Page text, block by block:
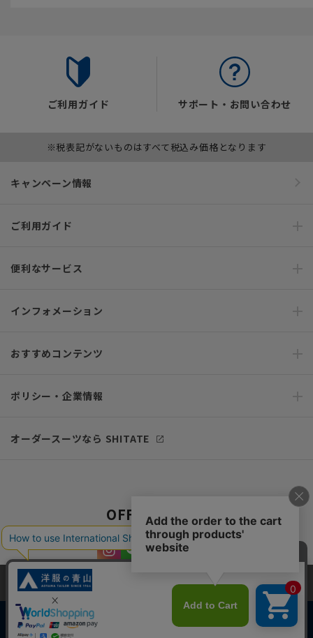
ご利用ガイド サポート・お問い合わせ
※税表記がないものはすべて税込み価格となります
キャンペーン情報
ご利用ガイド
便利なサービス
インフォメーション
おすすめコンテンツ
ポリシー・企業情報
オーダースーツなら SHITATE
OFFICIAL SNS
当サイトでは、快適な閲覧体験とコンテンツ改善のためにCookieを使用
しています。閲覧を続けることで、Cookieの使用に同意したものとみな
します。詳細については